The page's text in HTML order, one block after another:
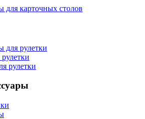
для карточных столов
для рулетки
рулетки